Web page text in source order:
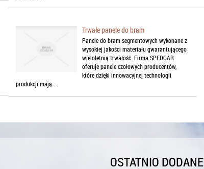
Trwałe panele do bram
Panele do bram segmentowych wykonane z
wysokiej jakości materiału gwarantującego
wieloletnią trwałość. Firma SPEDGAR
oferuje panele czołowych producentów,
które dzięki innowacyjnej technologii
produkcji mają ...
OSTATNIO DODANE